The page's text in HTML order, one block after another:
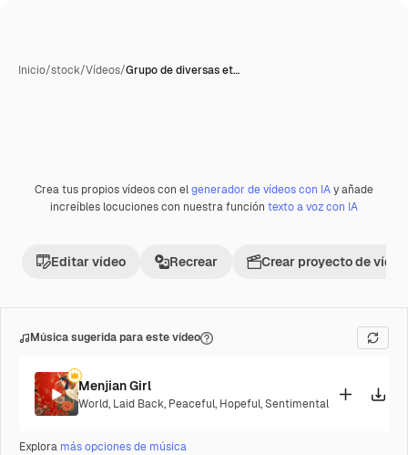
Inicio/stock/Vídeos/Grupo de diversas et…
Premium
Crea tus propios vídeos con elgenerador de vídeos con IAy añade
increíbles locuciones con nuestra función texto a voz con IA
Editar vídeo Recrear Crear proyecto de vídeo
Música sugerida para este vídeo
Menjian Girl
World, Laid Back, Peaceful, Hopeful,Sentimental
Explora más opciones de música